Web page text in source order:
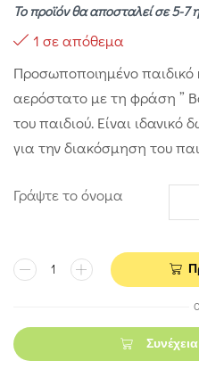
Το προϊόν θα αποσταλεί σε 5-7
1 σε απόθεμα
Προσωποποιημένο
αερόστατο με τη φράση ”
του παιδιού. Είναι
για την διακόσμηση του
Γράψτε το όνομα